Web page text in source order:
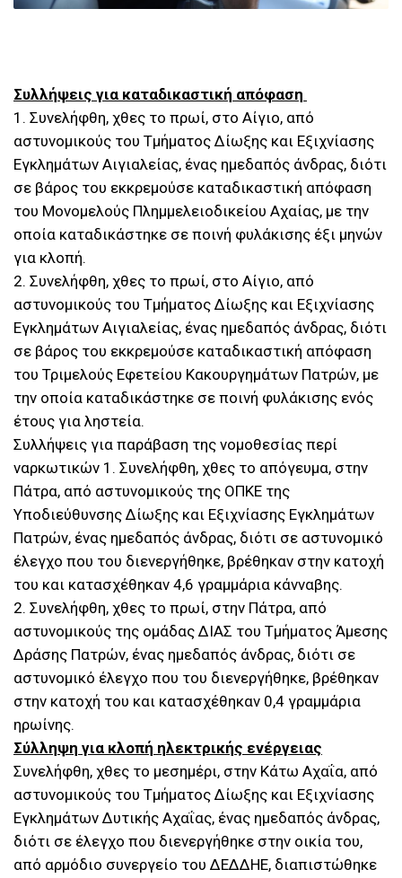
Συλλήψεις για καταδικαστική απόφαση
1. Συνελήφθη, χθες το πρωί, στο Αίγιο, από
αστυνομικούς του Τμήματος Δίωξης και Εξιχνίασης
Εγκλημάτων Αιγιαλείας, ένας ημεδαπός άνδρας, διότι
σε βάρος του εκκρεμούσε καταδικαστική απόφαση
του Μονομελούς Πλημμελειοδικείου Αχαίας, με την
οποία καταδικάστηκε σε ποινή φυλάκισης έξι μηνών
για κλοπή.
2. Συνελήφθη, χθες το πρωί, στο Αίγιο, από
αστυνομικούς του Τμήματος Δίωξης και Εξιχνίασης
Εγκλημάτων Αιγιαλείας, ένας ημεδαπός άνδρας, διότι
σε βάρος του εκκρεμούσε καταδικαστική απόφαση
του Τριμελούς Εφετείου Κακουργημάτων Πατρών, με
την οποία καταδικάστηκε σε ποινή φυλάκισης ενός
έτους για ληστεία.
Συλλήψεις για παράβαση της νομοθεσίας περί
ναρκωτικών 1. Συνελήφθη, χθες το απόγευμα, στην
Πάτρα, από αστυνομικούς της ΟΠΚΕ της
Υποδιεύθυνσης Δίωξης και Εξιχνίασης Εγκλημάτων
Πατρών, ένας ημεδαπός άνδρας, διότι σε αστυνομικό
έλεγχο που του διενεργήθηκε, βρέθηκαν στην κατοχή
του και κατασχέθηκαν 4,6 γραμμάρια κάνναβης.
2. Συνελήφθη, χθες το πρωί, στην Πάτρα, από
αστυνομικούς της ομάδας ΔΙΑΣ του Τμήματος Άμεσης
Δράσης Πατρών, ένας ημεδαπός άνδρας, διότι σε
αστυνομικό έλεγχο που του διενεργήθηκε, βρέθηκαν
στην κατοχή του και κατασχέθηκαν 0,4 γραμμάρια
ηρωίνης.
Σύλληψη για κλοπή ηλεκτρικής ενέργειας
Συνελήφθη, χθες το μεσημέρι, στην Κάτω Αχαΐα, από
αστυνομικούς του Τμήματος Δίωξης και Εξιχνίασης
Εγκλημάτων Δυτικής Αχαΐας, ένας ημεδαπός άνδρας,
διότι σε έλεγχο που διενεργήθηκε στην οικία του,
από αρμόδιο συνεργείο του ΔΕΔΔΗΕ, διαπιστώθηκε